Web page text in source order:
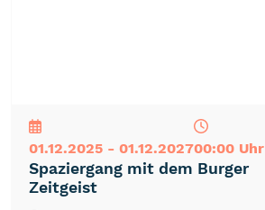
01.12.2025 - 01.12.202700:00 Uhr
Spaziergang mit dem Burger
Zeitgeist